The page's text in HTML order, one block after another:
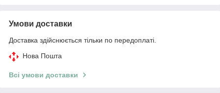
Умови доставки
Доставка здійснюється тільки по передоплаті.
Нова Пошта
Всі умови доставки